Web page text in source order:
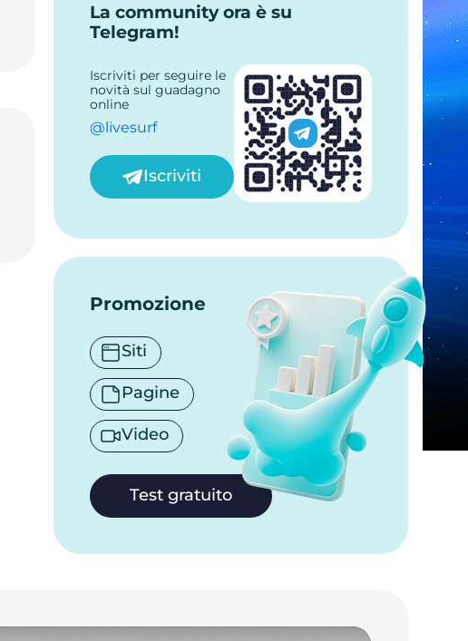
La community ora è su
Telegram!
Iscriviti per seguire le
novità sul guadagno
online
@livesurf
Iscriviti
Promozione
Siti
Pagine
Video
Test gratuito